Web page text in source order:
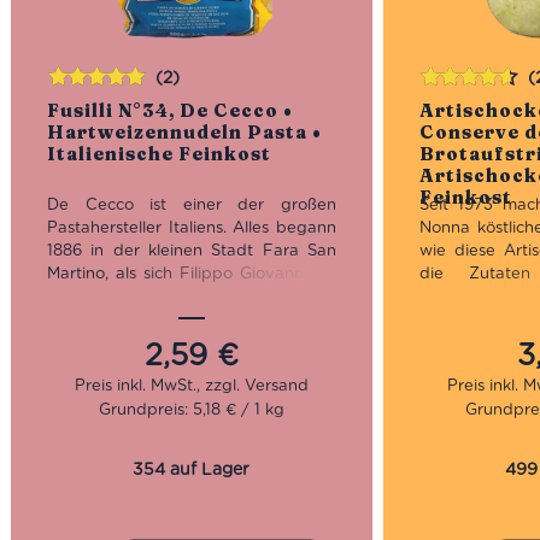
Fusilli N°34, De Cecco •
Hartweizennudeln Pasta •
Italienische Feinkost
(2)
De Cecco ist einer der großen
Pastahersteller Italiens. Alles begann
1886 in der kleinen Stadt Fara San
Martino, als sich Filippo Giovanni De
erstklassigen Mehl der
familieneigenen Mühle Pasta
herzustellen. An der grundlegenden
Art der Herstellung hat sich bis heute
nicht viel verändert. Mit langsamer
wie diese Fusilli.
2,59 €
Bewertet
mit5.00 von
5
Grundpreis: 5,18 € / 1 kg
354 auf Lager
Conserve
Feinkost
Seit 1973
Nonna
wie diese
die Zutaten
Romagna
dafür, dass
verfeinert
Bewertet
mit4.50
von 5